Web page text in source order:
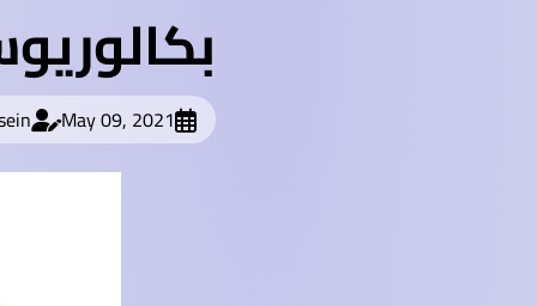
May 09, 2021